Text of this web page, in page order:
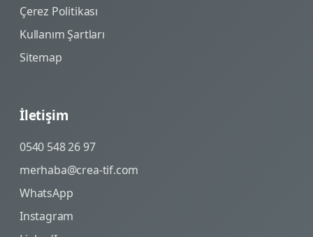
Çerez Politikası
Kullanım Şartları
Sitemap
İletişim
0540 548 26 97
merhaba@crea-tif.com
WhatsApp
Instagram